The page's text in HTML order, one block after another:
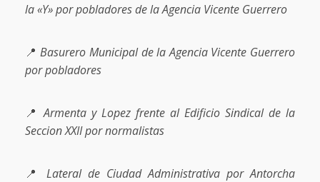
la «Y» por pobladores de la Agencia Vicente Guerrero
📍Basurero Municipal de la Agencia Vicente Guerrero
por pobladores
📍Armenta y Lopez frente al Edificio Sindical de la
Seccion XXII por normalistas
📍 Lateral de Ciudad Administrativa por Antorcha